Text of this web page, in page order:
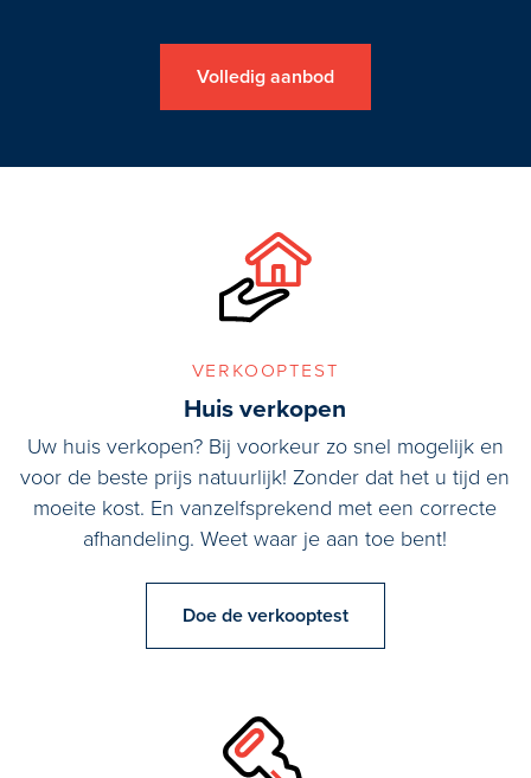
van zo'n 3 m2 die is voorzien van een douche, wastafel en toilet.
De overloop biedt ook toegang tot de aparte technische- en
wasruimte (16 m2), waar zich de aansluitingen voor de
CV-ketel. Thans wordt deze ruimte ook als kleedruimte voor
1a. Vanuit deze ruimte is tevens het woongedeelte (huisnummer
1a) te bereiken middels een tussendeur.
De vlizotrap biedt toegang tot deze nog vrij indeelbare zeer
royale zolderberging met een nokhoogte van 3 meter en een
woonoppervlakte van 33 m2. De zolder is voorzien van 2
dakramen en 2 ronde gevelramen.
Fraaie voortuin met 3 privé parkeerplaatsen.
Entree, ruime vestibule/vide met toilet, meterkast en trappenhuis
werkkamer (12 m2) en de grote bijkeuken (15 m2) met aparte
douchecabine en buitendeur. De sfeervolle woonkamer/keuken
Volledig aanbod
verkooptest
Huis verkopen
Uw huis verkopen? Bij voorkeur zo snel mogelijk en
voor de beste prijs natuurlijk! Zonder dat het u tijd en
moeite kost. En vanzelfsprekend met een correcte
afhandeling. Weet waar je aan toe bent!
Doe de verkooptest